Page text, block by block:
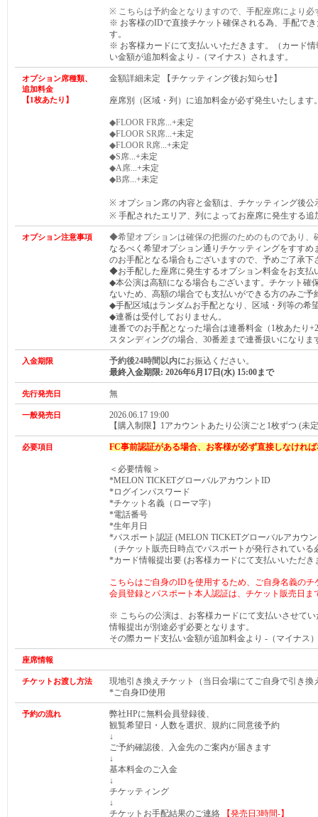
※ こちらは予約金となりますので、手配座席により必
※ お客様のIDで直接チケット確保される為、手配で
す。
※ お客様カードにて支払いいただきます。（カード
い金額が追加料金より -（マイナス）されます。
オプション席種類、
追加料金
【1枚あたり】
金額詳細未定 【チケッティング後お知らせ】
座席別（区域・列）に追加料金が必ず発生いたします
◆FLOOR FR席...+未定
◆FLOOR SR席...+未定
◆FLOOR R席...+未定
◆S席...+未定
◆A席...+未定
◆B席...+未定
※ オプション席の内容と金額は、チケッティング後公
※ 手配されたエリア、列によってお座席に発生する追
オプション注意事項
◆希望オプションは確保の把握のためのものであり、
なるべく希望オプション通りチケッティングをすす
のお手配となる場合もございますので、予めご了承下
◆お手配した座席に発生するオプション料金をお支払
◆本公演は高額になる場合もございます。チケット確
ないため、高額の場合でも支払いができる方のみご予
◆手配区域はランダムお手配となり、区域・列等の希
◆連番は受付しておりません。
連番でのお手配となった場合は連番料金（1枚あたり
スタンディングの場合、30番差まで連番扱いになりま
入金期限 予約後24時間以内にお振込ください。
最終入金期限: 2026年6月17日(水) 15:00まで
先行発売日 無
一般発売日
2026.06.17 19:00
【購入制限】1アカウントあたり公演ごと1枚ずつ (未
必要項目 FC事前認証がある場合、 お客様が必ず直接しなけれ
＜必要情報＞
*MELON TICKETグローバルアカウントID
*ログインパスワード
*チケット名義（ローマ字）
*電話番号
*生年月日
*パスポート認証 (MELON TICKETグローバルアカウ
（チケット販売日時点でパスポートが発行されている
*カード情報提出要 (お客様カードにて支払いいただき
こちらはご自身のIDを使用するため、ご自身名義のチ
会員登録とパスポート本人認証は、チケット販売日ま
※ こちらの公演は、お客様カードにて支払いさせて
情報提出が別途必ず必要となります。
その際カード支払い金額が追加料金より -（マイナス
座席情報
チケットお渡し方法
現地引き換えチケット（当日会場にてご自身で引き換
*ご自身ID使用
予約の流れ
弊社HPに無料会員登録後、
観覧希望日・人数を選択、規約に同意後予約
↓
ご予約確認後、入金先のご案内が届きます
↓
基本料金のご入金
↓
チケッティング
↓
チケットお手配結果のご連絡
【発売日 3時間-】